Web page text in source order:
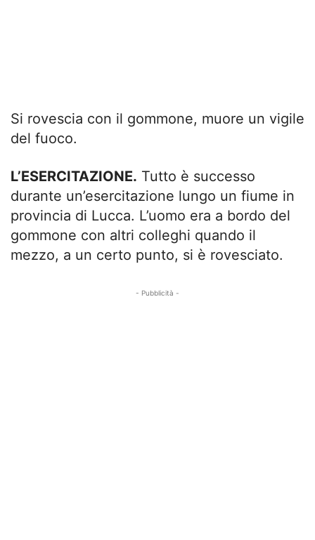
Si rovescia con il gommone, muore un vigile
del fuoco.
L’ESERCITAZIONE. Tutto è successo
durante un’esercitazione lungo un fiume in
provincia di Lucca. L’uomo era a bordo del
gommone con altri colleghi quando il
mezzo, a un certo punto, si è rovesciato.
- Pubblicità -